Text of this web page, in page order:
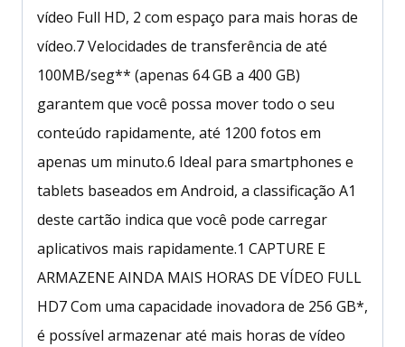
vídeo Full HD, 2 com espaço para mais horas de
vídeo.7 Velocidades de transferência de até
100MB/seg** (apenas 64 GB a 400 GB)
garantem que você possa mover todo o seu
conteúdo rapidamente, até 1200 fotos em
apenas um minuto.6 Ideal para smartphones e
tablets baseados em Android, a classificação A1
deste cartão indica que você pode carregar
aplicativos mais rapidamente.1 CAPTURE E
ARMAZENE AINDA MAIS HORAS DE VÍDEO FULL
HD7 Com uma capacidade inovadora de 256 GB*,
é possível armazenar até mais horas de vídeo